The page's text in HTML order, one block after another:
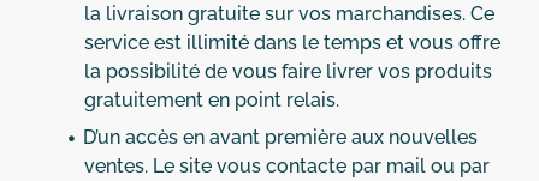
la livraison gratuite sur vos marchandises. Ce
service est illimité dans le temps et vous offre
la possibilité de vous faire livrer vos produits
gratuitement en point relais.
D’un accès en avant première aux nouvelles
ventes. Le site vous contacte par mail ou par